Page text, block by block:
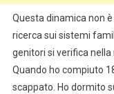
Questa dinamica non
ricerca sui sistemi
genitori si verifica
Quando ho compiuto
scappato. Ho dormito